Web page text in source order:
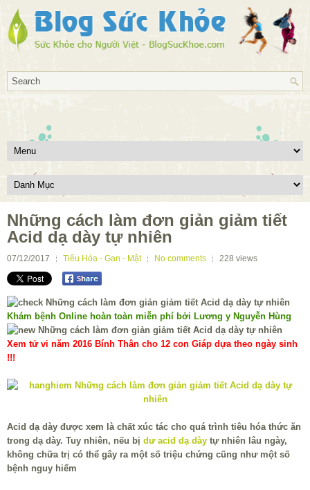
Những cách làm đơn giản giảm tiết
Acid dạ dày tự nhiên
07/12/2017 Tiêu Hóa - Gan - Mật No comments 228 views
Khám bệnh Online hoàn toàn miễn phí bởi Lương y Nguyễn Hùng
Xem tử vi năm 2016 Bính Thân cho 12 con Giáp dựa theo ngày sinh
!!!
Acid dạ dày được xem là chất xúc tác cho quá trình tiêu hóa thức ăn
trong dạ dày. Tuy nhiên, nếu bị dư acid dạ dày tự nhiên lâu ngày,
không chữa trị có thể gây ra một số triệu chứng cũng như một số
bệnh nguy hiểm